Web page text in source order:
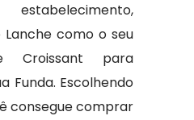
como o seu
Croissant para
Funda. Escolhendo
consegue comprar